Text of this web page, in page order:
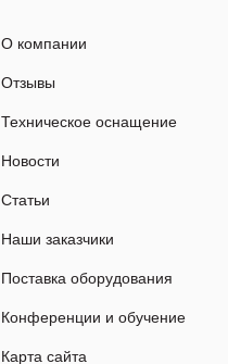
О компании
Отзывы
Техническое оснащение
Новости
Статьи
Наши заказчики
Поставка оборудования
Конференции и обучение
Карта сайта